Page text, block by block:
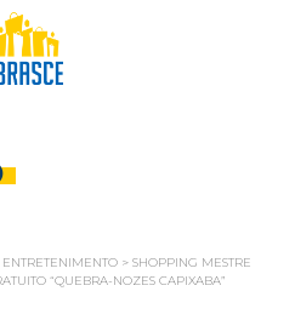
ENTRETENIMENTO > SHOPPING MESTRE
“QUEBRA-NOZES CAPIXABA”